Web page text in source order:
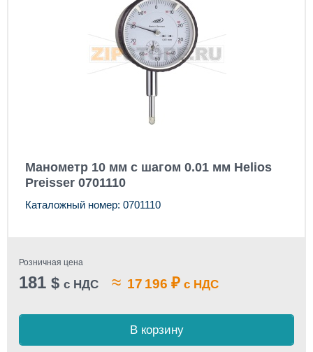
Манометр 10 мм с шагом 0.01 мм Helios
Preisser 0701110
Каталожный номер: 0701110
Розничная цена
181 $ с НДС ≈ 17 196 ₽ с НДС
В корзину